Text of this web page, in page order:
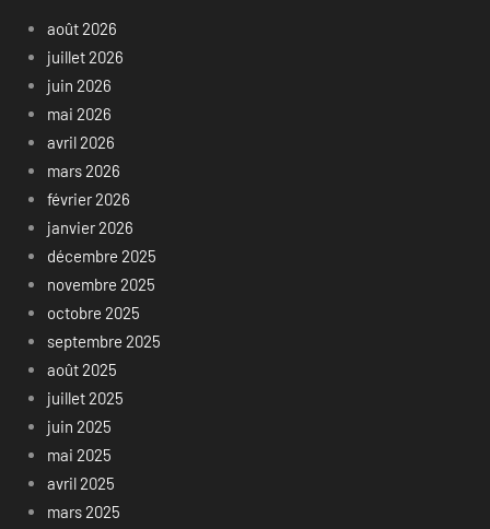
août 2026
juillet 2026
juin 2026
mai 2026
avril 2026
mars 2026
février 2026
janvier 2026
décembre 2025
novembre 2025
octobre 2025
septembre 2025
août 2025
juillet 2025
juin 2025
mai 2025
avril 2025
mars 2025